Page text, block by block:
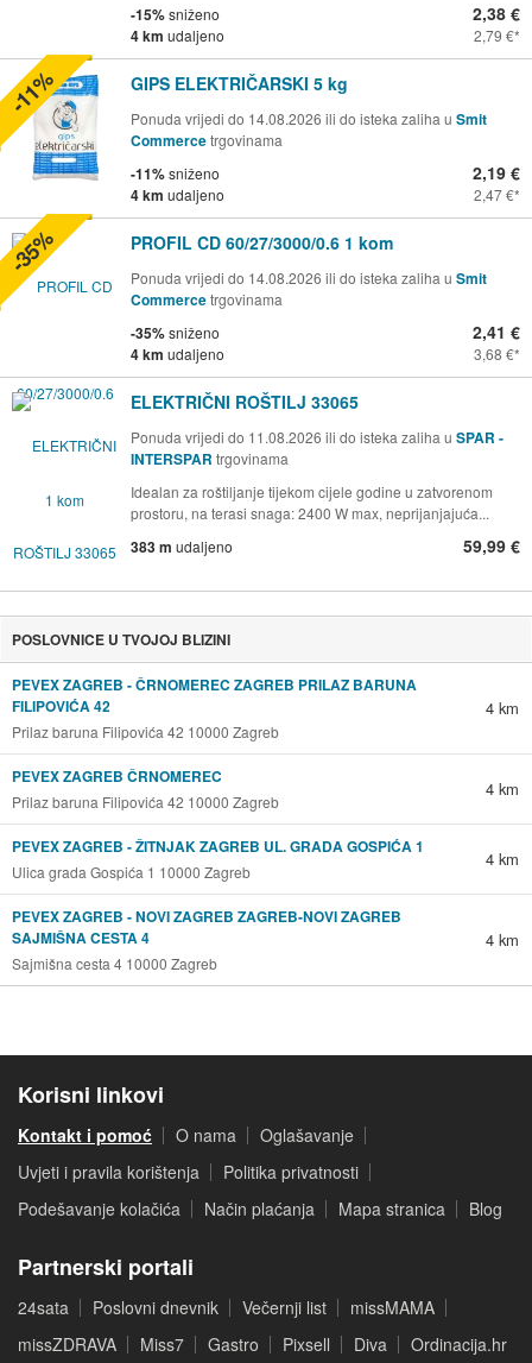
-15%sniženo
4 km udaljeno
2,38 €
2,79 €
GIPS ELEKTRIČARSKI 5 kg
Ponuda vrijedi do 14.08.2026 ili do isteka zaliha u Smit
Commercetrgovinama
-11%sniženo
4 km udaljeno
2,19 €
2,47 €
-11%
PROFIL CD 60/27/3000/0.6 1 kom
Ponuda vrijedi do 14.08.2026 ili do isteka zaliha u Smit
Commercetrgovinama
-35%sniženo
4 km udaljeno
2,41 €
3,68 €
-35%
ELEKTRIČNI ROŠTILJ 33065
Ponuda vrijedi do 11.08.2026 ili do isteka zaliha u SPAR -
INTERSPAR trgovinama
Idealan za roštiljanje tijekom cijele godine u zatvorenom
prostoru, na terasi snaga: 2400 W max, neprijanjajuća...
383 m udaljeno 59,99 €
POSLOVNICE U TVOJOJ BLIZINI
PEVEX ZAGREB - ČRNOMEREC ZAGREB PRILAZ BARUNA
FILIPOVIĆA 42
Prilaz baruna Filipovića 42 10000 Zagreb
4 km
PEVEX ZAGREB ČRNOMEREC
Prilaz baruna Filipovića 42 10000 Zagreb
4 km
PEVEX ZAGREB - ŽITNJAK ZAGREB UL. GRADA GOSPIĆA 1
Ulica grada Gospića 1 10000 Zagreb
4 km
PEVEX ZAGREB - NOVI ZAGREB ZAGREB-NOVI ZAGREB
SAJMIŠNA CESTA 4
Sajmišna cesta 4 10000 Zagreb
4 km
Korisni linkovi
Kontakt i pomoć O nama
Oglašavanje
Uvjeti i pravila korištenja
Politika privatnosti
Podešavanje kolačića
Način plaćanja Mapa stranica Blog
Partnerski portali
24sata Poslovni dnevnik Večernji list
missMAMA
missZDRAVA
Miss7 Gastro Pixsell Diva Ordinacija.hr